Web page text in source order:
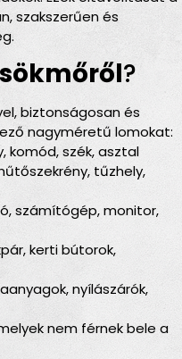
szakszerűen és
?
biztonságosan és
nagyméretű lomokat:
komód, szék, asztal
tűzhely,
számítógép, monitor,
kerti bútorok,
nyílászárók,
nem férnek bele a